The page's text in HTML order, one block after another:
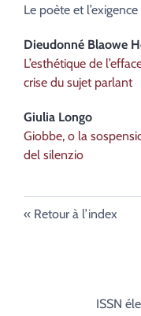
Le poète et
Dieudonné Blaowe
L’esthétique de
crise du sujet parlant
Giulia Longo
Giobbe, o la
del silenzio
Retour à l’index
ISSN